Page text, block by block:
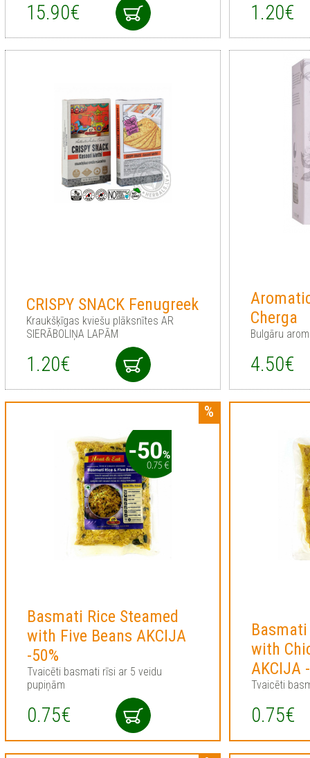
15.90€ 1.20€
CRISPY SNACK Fenugreek
Kraukšķīgas kviešu plāksnītes AR
SIERĀBOLIŅA LAPĀM
1.20€
Cherga
Bulgāru
4.50€
Basmati Rice Steamed
with Five Beans AKCIJA
-50%
Tvaicēti basmati rīsi ar 5 veidu
pupiņām
0.75€
with
AKCIJA
Tvaicēti
0.75€